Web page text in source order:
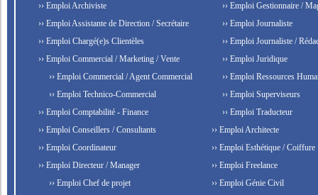
›› Emploi Archiviste
›› Emploi Assistante de Direction / Secrétaire
›› Emploi Chargé(e)s Clientèles
›› Emploi Commercial / Marketing / Vente
›› Emploi Commercial / Agent Commercial
›› Emploi Technico-Commercial
›› Emploi Comptabilité - Finance
›› Emploi Conseillers / Consultants
›› Emploi Coordinateur
›› Emploi Directeur / Manager
›› Emploi Chef de projet
›› Emploi Gestionnaire /
›› Emploi Journaliste
›› Emploi Journaliste /
›› Emploi Juridique
›› Emploi Ressources
›› Emploi Superviseurs
›› Emploi Traducteur
›› Emploi Architecte
›› Emploi Esthétique / Coiffure
›› Emploi Freelance
›› Emploi Génie Civil